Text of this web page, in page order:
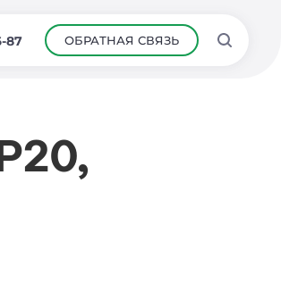
87 ОБРАТНАЯ СВЯЗЬ